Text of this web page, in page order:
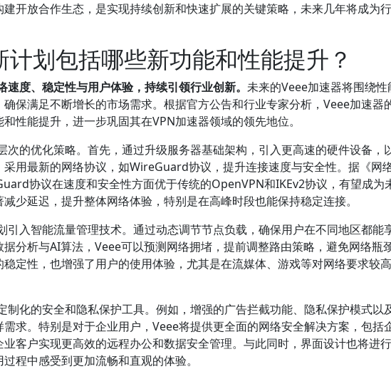
开放合作生态，是实现持续创新和快速扩展的关键策略，未来几年将成为
划包括哪些新功能和性能提升？
度、稳定性与用户体验，持续引领行业创新。 未来的Veee加速器将围绕性
保满足不断增长的市场需求。根据官方公告和行业专家分析，Veee加速器
性能提升，进一步巩固其在VPN加速器领域的领先地位。
次的优化策略。首先，通过升级服务器基础架构，引入更高速的硬件设备，
用最新的网络协议，如WireGuard协议，提升连接速度与安全性。据《网
协议在速度和安全性方面优于传统的OpenVPN和IKEv2协议，有望成为
少延迟，提升整体网络体验，特别是在高峰时段也能保持稳定连接。
引入智能流量管理技术。通过动态调节节点负载，确保用户在不同地区都能
分析与AI算法，Veee可以预测网络拥堵，提前调整路由策略，避免网络瓶颈
定性，也增强了用户的使用体验，尤其是在流媒体、游戏等对网络要求较
制化的安全和隐私保护工具。例如，增强的广告拦截功能、隐私保护模式以
求。特别是对于企业用户，Veee将提供更全面的网络安全解决方案，包括
客户实现更高效的远程办公和数据安全管理。与此同时，界面设计也将进
程中感受到更加流畅和直观的体验。